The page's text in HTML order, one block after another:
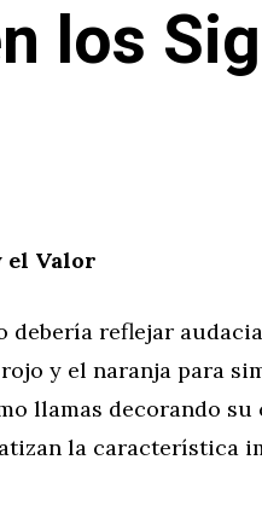
los
el Valor
debería reflejar
y el naranja para
llamas decorando su
la característica